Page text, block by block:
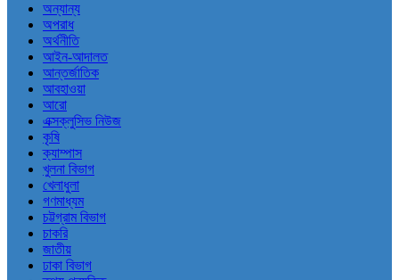
অন্যান্য
অপরাধ
অর্থনীতি
আইন-আদালত
আন্তর্জাতিক
আবহাওয়া
আরো
এক্সক্লুসিভ নিউজ
কৃষি
ক্যাম্পাস
খুলনা বিভাগ
খেলাধুলা
গণমাধ্যম
চট্টগ্রাম বিভাগ
চাকরি
জাতীয়
ঢাকা বিভাগ